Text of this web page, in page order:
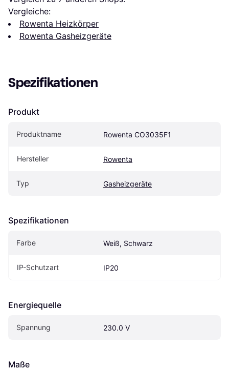
Vergleiche:
Rowenta Heizkörper
Rowenta Gasheizgeräte
Spezifikationen
Produkt
Produktname Rowenta CO3035F1
Hersteller Rowenta
Typ Gasheizgeräte
Spezifikationen
Farbe Weiß, Schwarz
IP-Schutzart IP20
Energiequelle
Spannung 230.0 V
Maße